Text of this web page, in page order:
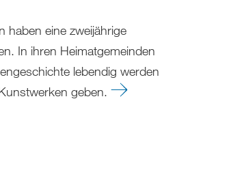
haben eine zweijährige
In ihren Heimatgemeinden
lebendig werden
geben.